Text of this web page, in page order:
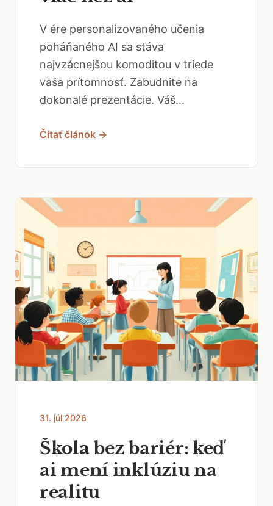
V ére personalizovaného učenia
poháňaného AI sa stáva
najvzácnejšou komoditou v triede
vaša prítomnosť. Zabudnite na
dokonalé prezentácie. Váš...
Čítať článok →
31. júl 2026
Škola bez bariér: keď
ai mení inklúziu na
realitu